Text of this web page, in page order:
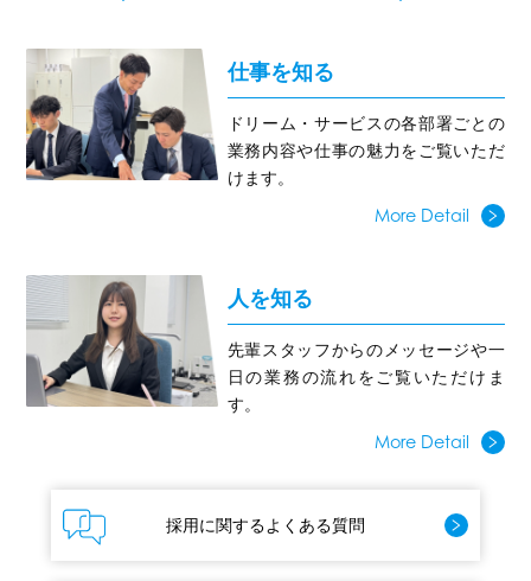
仕事を知る
ドリーム・サービスの各部署ごとの
業務内容や仕事の魅力をご覧いただ
けます。
More Detail
人を知る
先輩スタッフからのメッセージや一
日の業務の流れをご覧いただけま
す。
More Detail
採用に関するよくある質問